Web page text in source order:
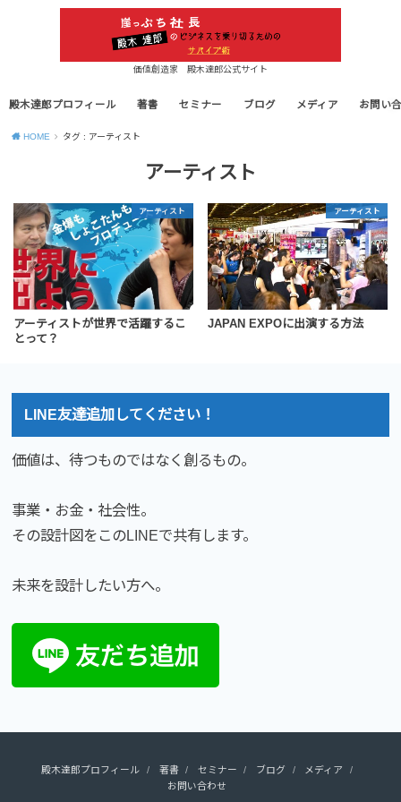
価値創造家 殿木達郎公式サイト
殿木達郎プロフィール 著書 セミナー ブログ メディア お問い
HOME タグ : アーティスト
アーティスト
アーティスト
アーティストが世界で活躍するこ
とって？
アーティスト
JAPAN EXPOに出演する方法
LINE友達追加してください！
価値は、待つものではなく創るもの。
事業・お金・社会性。
その設計図をこのLINEで共有します。
未来を設計したい方へ。
殿木達郎プロフィール 著書 セミナー ブログ
メディア
お問い合わせ